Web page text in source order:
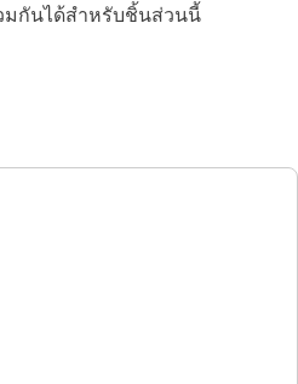
กันได้สำหรับชิ้นส่วนนี้